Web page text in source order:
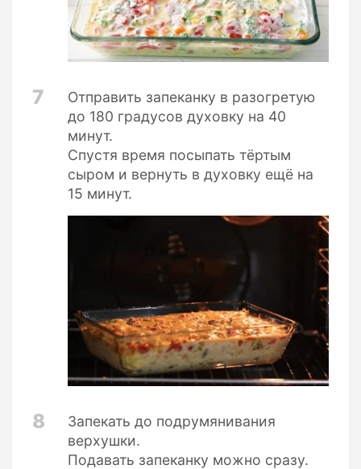
7
Отправить запеканку в разогретую
до 180 градусов духовку на 40
минут.
Спустя время посыпать тёртым
сыром и вернуть в духовку ещё на
15 минут.
8
Запекать до подрумянивания
верхушки.
Подавать запеканку можно сразу.